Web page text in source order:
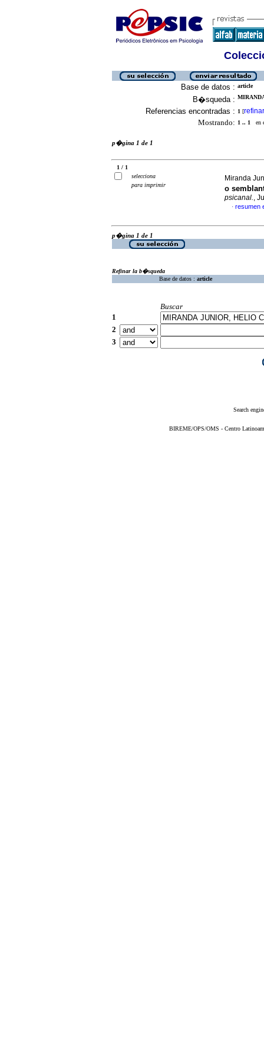
Base de datos : article
B�squeda :
Referencias encontradas : 1 [refinar
Mostrando: 1 .. 1 en
p�gina 1 de 1
1 / 1
selecciona
para imprimir
Miranda
o
psicanal.,
· resumen
p�gina 1 de 1
Refinar la b�squeda
Base de datos : article
Buscar
1
2
3
Search
BIREME/OPS/OMS - Centro